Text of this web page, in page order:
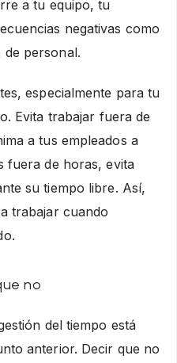
a tu equipo, tu
negativas como
personal.
especialmente para tu
Evita trabajar fuera de
a tus empleados a
fuera de horas, evita
su tiempo libre. Así,
trabajar cuando
no
del tiempo está
anterior. Decir que no